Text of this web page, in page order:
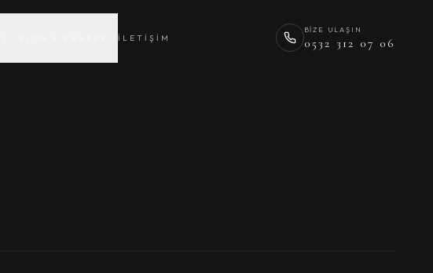
İLETIŞIM
BIZE ULAŞIN
0532 312 07 06